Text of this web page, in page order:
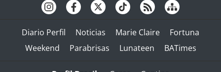
Diario Perfil Noticias Marie Claire
Fortuna
Weekend
Parabrisas Lunateen BATimes